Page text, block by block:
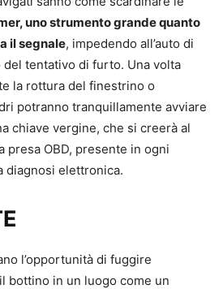
uno strumento grande quanto
il segnale, impedendo all’auto di
tentativo di furto. Una volta
la rottura del finestrino o
potranno tranquillamente avviare
chiave vergine, che si creerà al
presa OBD, presente in ogni
diagnosi elettronica.
l’opportunità di fuggire
bottino in un luogo come un